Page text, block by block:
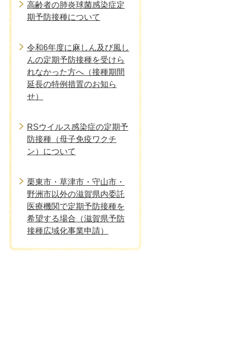
高齢者の肺炎球菌感染症定
期予防接種について
令和6年度に麻しん及び風し
んの定期予防接種を受けら
れなかった方へ（接種期間
延長の特例措置のお知ら
せ）
RSウイルス感染症の定期予
防接種（母子免疫ワクチ
ン）について
栗東市・草津市・守山市・
野洲市以外の滋賀県内委託
医療機関で定期予防接種を
希望する場合（滋賀県予防
接種広域化事業申請）